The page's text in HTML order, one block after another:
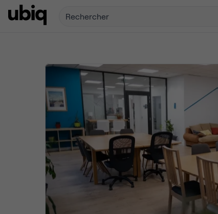
Rechercher